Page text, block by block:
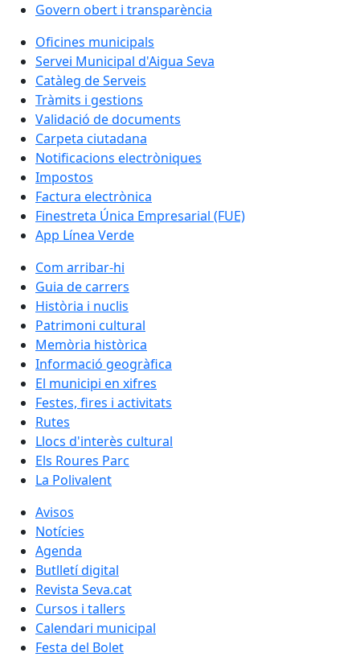
Govern obert i transparència
Oficines municipals
Servei Municipal d'Aigua Seva
Catàleg de Serveis
Tràmits i gestions
Validació de documents
Carpeta ciutadana
Notificacions electròniques
Impostos
Factura electrònica
Finestreta Única Empresarial (FUE)
App Línea Verde
Com arribar-hi
Guia de carrers
Història i nuclis
Patrimoni cultural
Memòria històrica
Informació geogràfica
El municipi en xifres
Festes, fires i activitats
Rutes
Llocs d'interès cultural
Els Roures Parc
La Polivalent
Avisos
Notícies
Agenda
Butlletí digital
Revista Seva.cat
Cursos i tallers
Calendari municipal
Festa del Bolet